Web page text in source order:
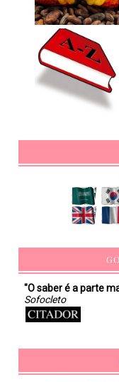
"O saber é a parte
Sofocleto